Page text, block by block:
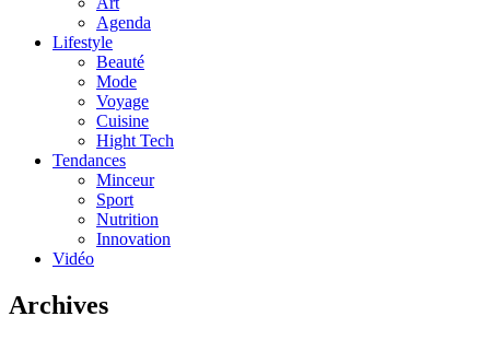
Agenda
Lifestyle
Beauté
Mode
Voyage
Cuisine
Hight Tech
Tendances
Minceur
Sport
Nutrition
Innovation
Vidéo
Archives